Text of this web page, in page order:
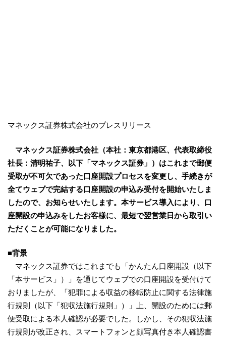
マネックス証券株式会社のプレスリリース
マネックス証券株式会社（本社：東京都港区、代表取締役
社長：清明祐子、以下「マネックス証券」）はこれまで郵便
受取が不可欠であった口座開設プロセスを変更し、手続きが
全てウェブで完結する口座開設の申込み受付を開始いたしま
したので、お知らせいたします。本サービス導入により、口
座開設の申込みをしたお客様に、最短で翌営業日から取引い
ただくことが可能になりました。
■背景
マネックス証券ではこれまでも「かんたん口座開設（以下
「本サービス」）」を通じてウェブでの口座開設を受付けて
おりましたが、「犯罪による収益の移転防止に関する法律施
行規則（以下「犯収法施行規則」）」上、開設のためには郵
便受取による本人確認が必要でした。しかし、その犯収法施
行規則が改正され、スマートフォンと顔写真付き本人確認書